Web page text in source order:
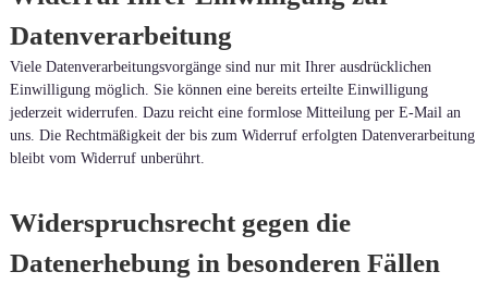
Datenverarbeitung
Viele Datenverarbeitungsvorgänge sind nur mit Ihrer ausdrücklichen
Einwilligung möglich. Sie können eine bereits erteilte Einwilligung
jederzeit widerrufen. Dazu reicht eine formlose Mitteilung per E-Mail an
uns. Die Rechtmäßigkeit der bis zum Widerruf erfolgten Datenverarbeitung
bleibt vom Widerruf unberührt.
Widerspruchsrecht gegen die
Datenerhebung in besonderen Fällen